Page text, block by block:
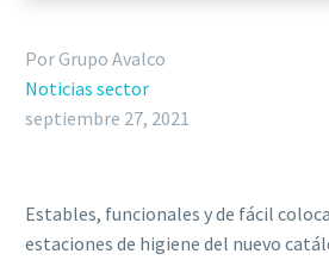
Por Grupo Avalco
Noticias sector
septiembre 27, 2021
Estables, funcionales y de fácil
estaciones de higiene del nuevo